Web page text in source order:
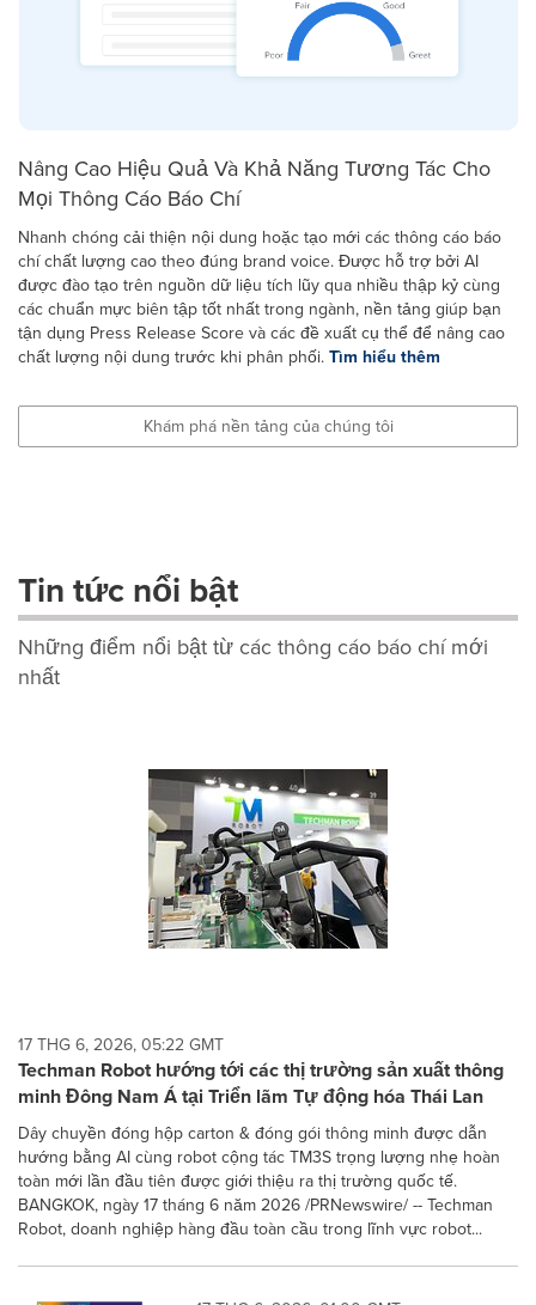
Nâng Cao Hiệu Quả Và Khả Năng Tương Tác Cho
Mọi Thông Cáo Báo Chí
Nhanh chóng cải thiện nội dung hoặc tạo mới các thông cáo báo
chí chất lượng cao theo đúng brand voice. Được hỗ trợ bởi AI
được đào tạo trên nguồn dữ liệu tích lũy qua nhiều thập kỷ cùng
các chuẩn mực biên tập tốt nhất trong ngành, nền tảng giúp bạn
tận dụng Press Release Score và các đề xuất cụ thể để nâng cao
chất lượng nội dung trước khi phân phối.Tìm hiểu thêm
Khám phá nền tảng của chúng tôi
Tin tức nổi bật
Những điểm nổi bật từ các thông cáo báo chí mới
nhất
17 THG 6, 2026, 05:22 GMT
Techman Robot hướng tới các thị trường sản xuất thông
minh Đông Nam Á tại Triển lãm Tự động hóa Thái Lan
Dây chuyền đóng hộp carton & đóng gói thông minh được dẫn
hướng bằng AI cùng robot cộng tác TM3S trọng lượng nhẹ hoàn
toàn mới lần đầu tiên được giới thiệu ra thị trường quốc tế.
BANGKOK, ngày 17 tháng 6 năm 2026 /PRNewswire/ -- Techman
Robot, doanh nghiệp hàng đầu toàn cầu trong lĩnh vực robot...